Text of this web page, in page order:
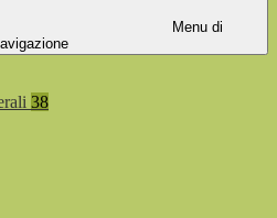
Menu di
38